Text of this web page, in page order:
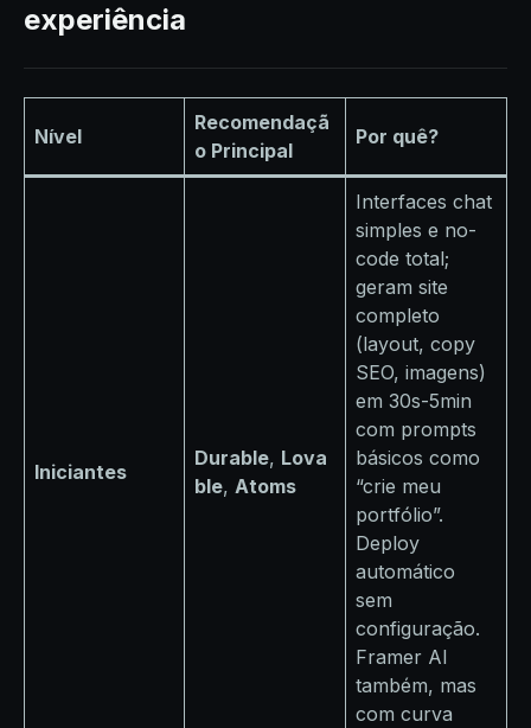
experiência
Nível
Recomendaçã
o Principal
Por quê?
Iniciantes
Durable, Lova
ble, Atoms
Interfaces chat
simples e no-
code total;
geram site
completo
(layout, copy
SEO, imagens)
em 30s-5min
com prompts
básicos como
“crie meu
portfólio”.
Deploy
automático
sem
configuração.
Framer AI
também, mas
com curva